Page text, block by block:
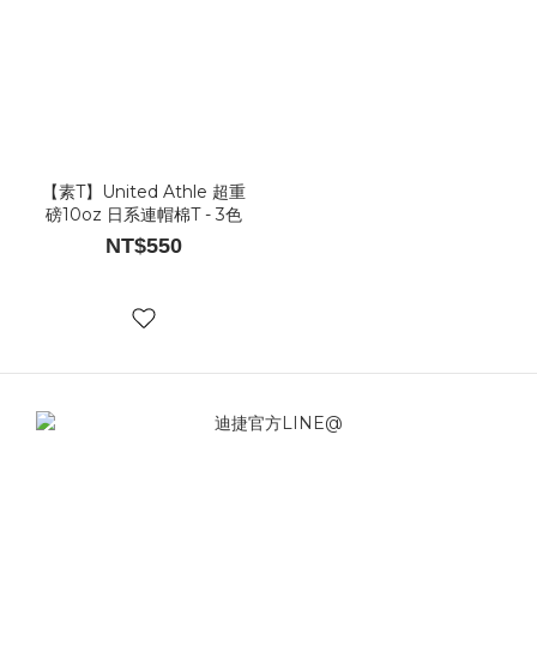
【素T】United Athle 超重
磅10oz 日系連帽棉T - 3色
NT$550